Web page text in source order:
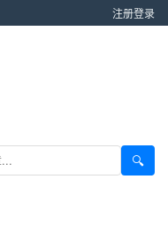
注册登录
🔍